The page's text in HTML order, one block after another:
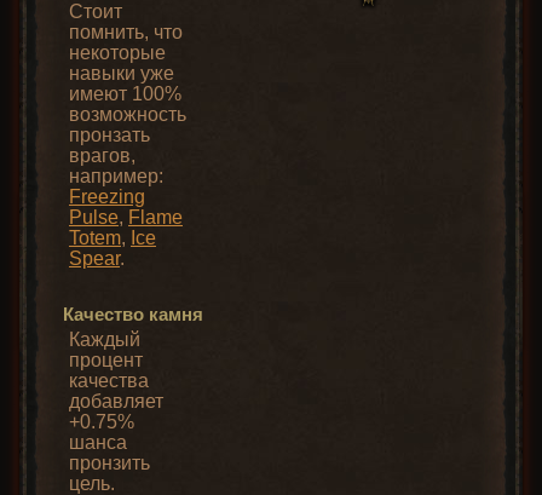
Стоит
помнить, что
некоторые
навыки уже
имеют 100%
возможность
пронзать
врагов,
например:
Freezing
Pulse, Flame
Totem, Ice
Spear.
Качество камня
Каждый
процент
качества
добавляет
+0.75%
шанса
пронзить
цель.